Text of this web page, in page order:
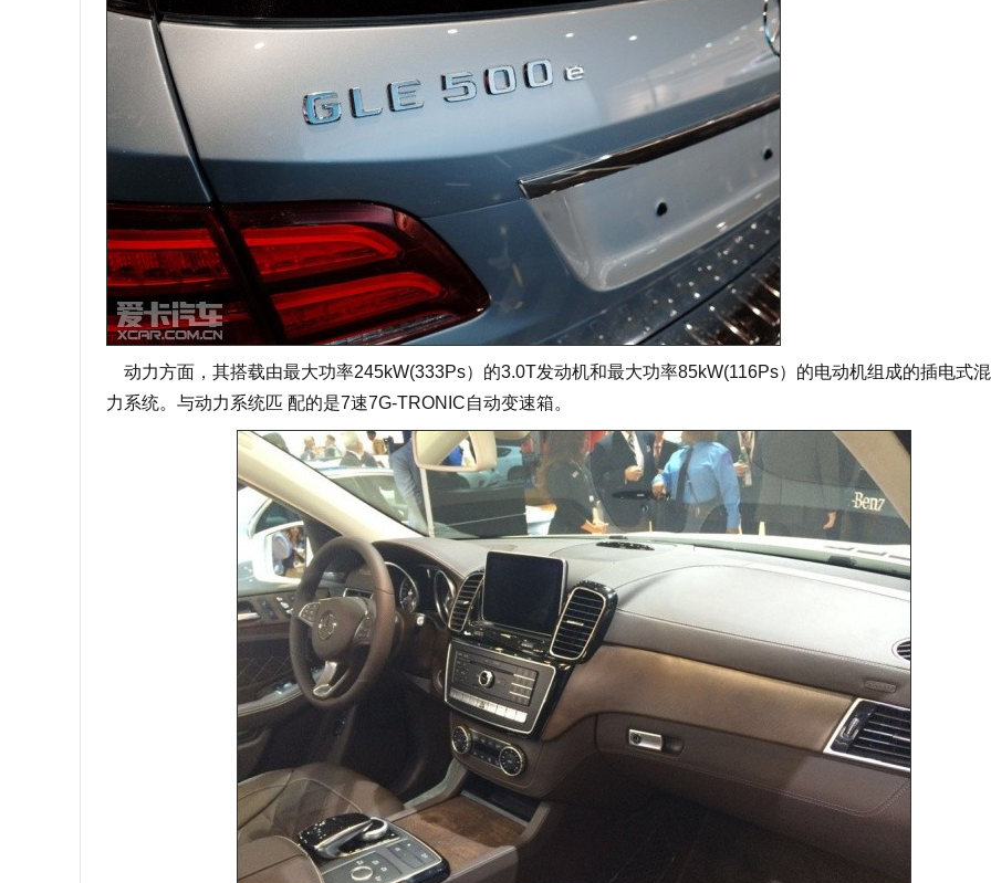
动力方面，其搭载由最大功率245kW(333Ps）的3.0T发动机和最大功率85kW(116Ps）的电动机组成的插电式
力系统。与动力系统匹 配的是7速7G-TRONIC自动变速箱。